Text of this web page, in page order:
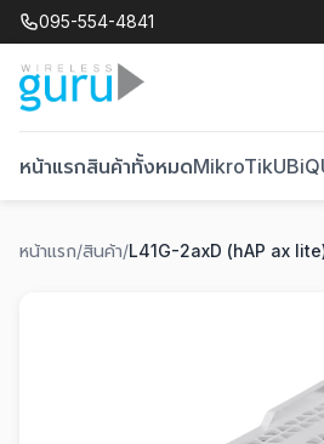
095-554-4841
หน้าแรกสินค้าทั้งหมดMikroTik
หน้าแรก/สินค้า/L41G-2axD (hAP ax